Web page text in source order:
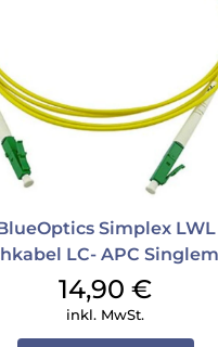
Simplex LWL
LC- APC
5 m Yellow
14,90€
inkl. MwSt.